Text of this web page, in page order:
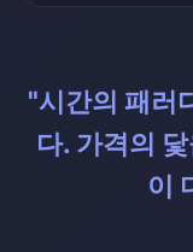
"시간의 패러
다. 가격의
이